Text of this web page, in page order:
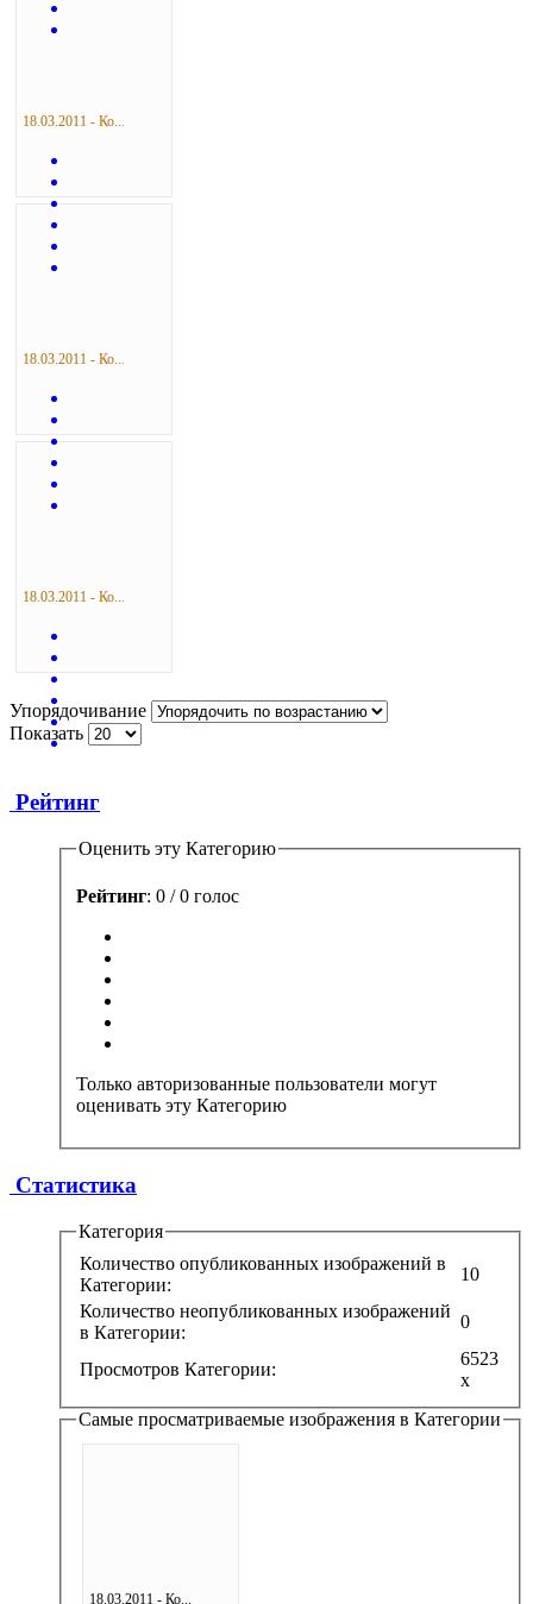
18.03.2011 - Ко...
18.03.2011 - Ко...
18.03.2011 - Ко...
Упорядочивание
Показать
Рейтинг
Оценить эту Категорию
Рейтинг: 0 / 0 голос
Только авторизованные пользователи могут
оценивать эту Категорию
Статистика
Категория
Количество опубликованных изображений в
Категории:
10
Количество неопубликованных изображений
в Категории:
0
Просмотров Категории:
6523
x
Самые просматриваемые изображения в Категории
18.03.2011 - Ко...